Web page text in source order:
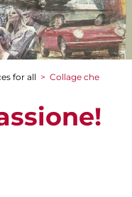
for all > Collage che